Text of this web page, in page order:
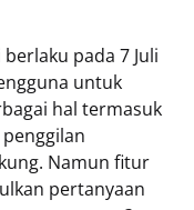
pada 7 Juli
untuk
hal termasuk
Namun fitur
pertanyaan